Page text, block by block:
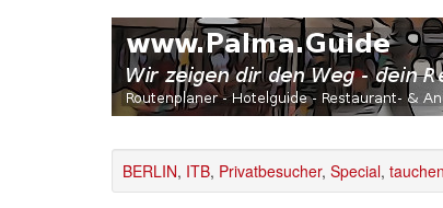
BERLIN, ITB, Privatbesucher, Special, tauchen